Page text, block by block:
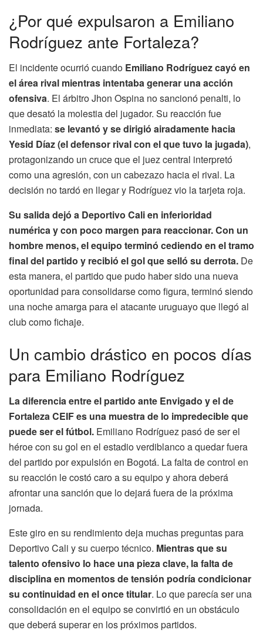
¿Por qué expulsaron a Emiliano
Rodríguez ante Fortaleza?
El incidente ocurrió cuando Emiliano Rodríguez cayó en
el área rival mientras intentaba generar una acción
ofensiva. El árbitro Jhon Ospina no sancionó penalti, lo
que desató la molestia del jugador. Su reacción fue
inmediata: se levantó y se dirigió airadamente hacia
Yesid Díaz (el defensor rival con el que tuvo la jugada),
protagonizando un cruce que el juez central interpretó
como una agresión, con un cabezazo hacia el rival. La
decisión no tardó en llegar y Rodríguez vio la tarjeta roja.
Su salida dejó a Deportivo Cali en inferioridad
numérica y con poco margen para reaccionar. Con un
hombre menos, el equipo terminó cediendo en el tramo
final del partido y recibió el gol que selló su derrota. De
esta manera, el partido que pudo haber sido una nueva
oportunidad para consolidarse como figura, terminó siendo
una noche amarga para el atacante uruguayo que llegó al
club como fichaje.
Un cambio drástico en pocos días
para Emiliano Rodríguez
La diferencia entre el partido ante Envigado y el de
Fortaleza CEIF es una muestra de lo impredecible que
puede ser el fútbol. Emiliano Rodríguez pasó de ser el
héroe con su gol en el estadio verdiblanco a quedar fuera
del partido por expulsión en Bogotá. La falta de control en
su reacción le costó caro a su equipo y ahora deberá
afrontar una sanción que lo dejará fuera de la próxima
jornada.
Este giro en su rendimiento deja muchas preguntas para
Deportivo Cali y su cuerpo técnico. Mientras que su
talento ofensivo lo hace una pieza clave, la falta de
disciplina en momentos de tensión podría condicionar
su continuidad en el once titular. Lo que parecía ser una
consolidación en el equipo se convirtió en un obstáculo
que deberá superar en los próximos partidos.